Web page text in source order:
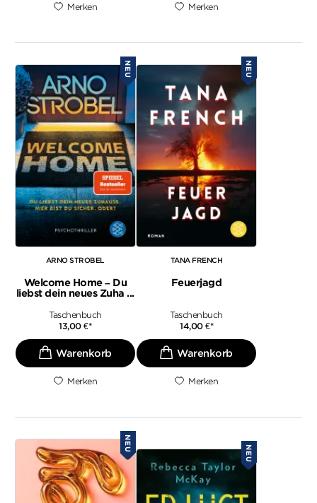
Merken Merken
NEU
ARNO STROBEL
Welcome Home – Du
liebst dein neues Zuha ...
Taschenbuch
13,00€*
Merken
NEU
TANA FRENCH
Feuerjagd
Taschenbuch
14,00€*
Merken
NEU
NEU